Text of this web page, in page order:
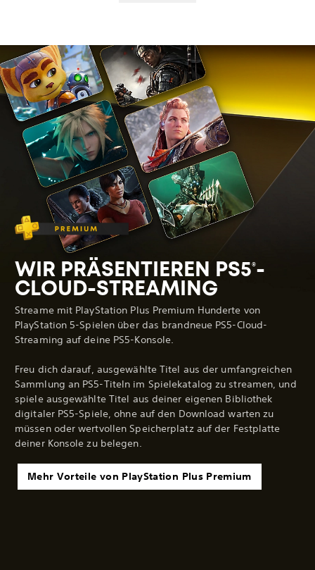
WIR PRÄSENTIEREN PS5®-
CLOUD-STREAMING
Streame mit PlayStation Plus Premium Hunderte von
PlayStation 5-Spielen über das brandneue PS5-Cloud-
Streaming auf deine PS5-Konsole.
Freu dich darauf, ausgewählte Titel aus der umfangreichen
Sammlung an PS5-Titeln im Spielekatalog zu streamen, und
spiele ausgewählte Titel aus deiner eigenen Bibliothek
digitaler PS5-Spiele, ohne auf den Download warten zu
müssen oder wertvollen Speicherplatz auf der Festplatte
deiner Konsole zu belegen.
Mehr Vorteile von PlayStation Plus Premium